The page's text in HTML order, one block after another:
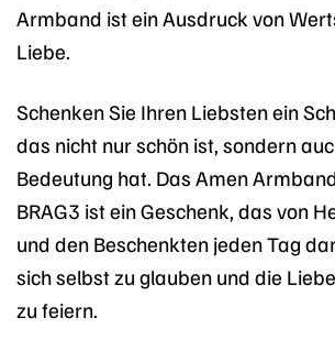
Armband ist ein Ausdruck von
Liebe.
Schenken Sie Ihren Liebsten ein
das nicht nur schön ist, sondern
Bedeutung hat. Das Amen
BRAG3 ist ein Geschenk, das von
und den Beschenkten jeden Tag
sich selbst zu glauben und die
zu feiern.